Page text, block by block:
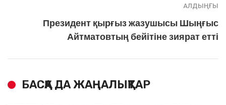
АЛДЫҢҒЫ
Президент қырғыз жазушысы Шыңғыс
Айтматовтың бейітіне зиярат етті
БАСҚА ДА ЖАҢАЛЫҚТАР